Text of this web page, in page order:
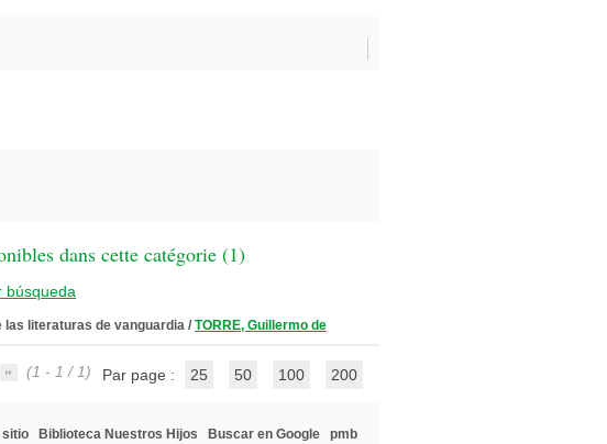
dans cette catégorie (1)
búsqueda
las literaturas de vanguardia / TORRE, Guillermo de
(1 - 1 / 1) Par page : 25 50 100 200
sitio Biblioteca Nuestros Hijos Buscar en Google pmb